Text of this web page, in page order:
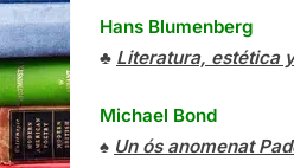
Hans Blumenberg
♣ Literatura, estética
Michael Bond
♠ Un ós anomenat